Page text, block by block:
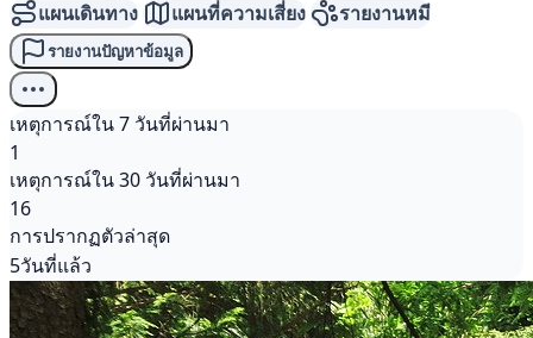
แผนเดินทาง แผนที่ความเสี่ยง รายงานหมี
รายงานปัญหาข้อมูล
เหตุการณ์ใน 7 วันที่ผ่านมา
1
เหตุการณ์ใน 30 วันที่ผ่านมา
16
การปรากฏตัวล่าสุด
5วันที่แล้ว